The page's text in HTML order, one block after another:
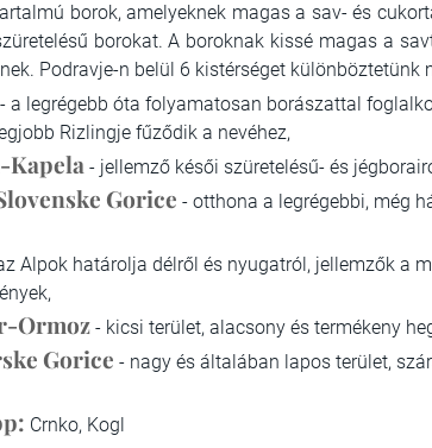
borok, amelyeknek magas a sav- és
borokat. A boroknak kissé magas a
Podravje-n belül 6 kistérséget különböztetünk
- a legrégebb óta folyamatosan borászattal
Rizlingje fűződik a nevéhez,
Kapela - jellemző késői szüretelésű- és
Gorice - otthona a legrégebbi, még
Alpok határolja délről és nyugatról, jellemzők a
Ormoz - kicsi terület, alacsony és termékeny
Gorice - nagy és általában lapos terület,
Crnko, Kogl